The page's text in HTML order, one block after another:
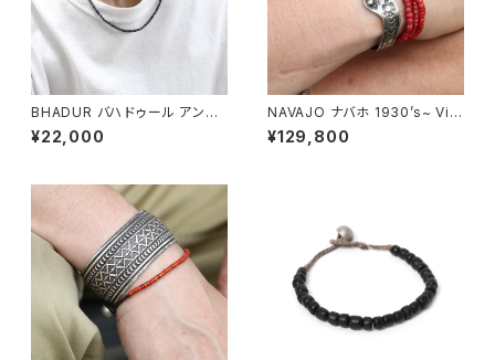
BHADUR バハドゥール アンテ
ィークラピスビーズネックレス #
abn092 Lapis 日本製
¥22,000
NAVAJO ナバホ 1930’s~ Vint
age Navajo Snakes Bangle
シルバーバングル スネーク ガラ
¥129,800